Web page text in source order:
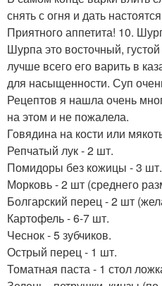
снять с огня и дать
Приятного аппетита! 10.
Шурпа это восточный,
лучше всего его варить в
для насыщенности. Суп
Рецептов я нашла очень
на этом и не пожалела.
Говядина на кости или
Репчатый лук - 2 шт.
Помидоры без кожицы - 3 шт.
Морковь - 2 шт (среднего
Болгарский перец - 2 шт
Картофель - 6-7 шт.
Чеснок - 5 зубчиков.
Острый перец - 1 шт.
Томатная паста - 1 стол